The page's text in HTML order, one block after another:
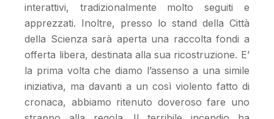
interattivi, tradizionalmente molto seguiti e
apprezzati. Inoltre, presso lo stand della Città
della Scienza sarà aperta una raccolta fondi a
offerta libera, destinata alla sua ricostruzione. E’
la prima volta che diamo l’assenso a una simile
iniziativa, ma davanti a un così violento fatto di
cronaca, abbiamo ritenuto doveroso fare uno